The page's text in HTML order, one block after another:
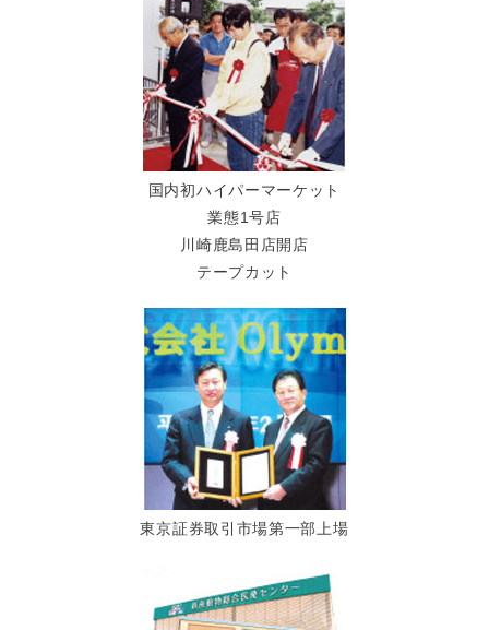
国内初ハイパーマーケット
業態1号店
川崎鹿島田店開店
テープカット
東京証券取引市場第一部上場